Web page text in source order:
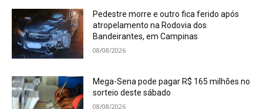
Pedestre morre e outro fica ferido após
atropelamento na Rodovia dos
Bandeirantes, em Campinas
08/08/2026
Mega-Sena pode pagar R$ 165 milhões no
sorteio deste sábado
08/08/2026